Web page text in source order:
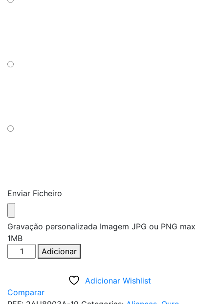
Enviar Ficheiro
Gravação personalizada Imagem JPG ou PNG max
1MB
Quantidade
de
AMARELO
Adicionar
Adicionar Wishlist
Comparar